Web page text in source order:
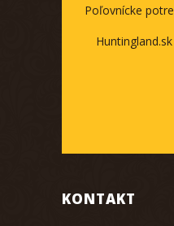
Poľovnícke
KONTAKT